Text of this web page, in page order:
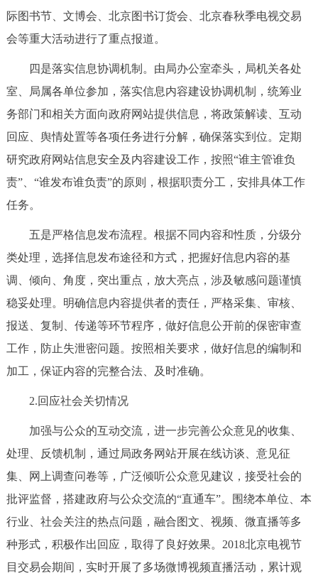
际图书节、文博会、北京图书订货会、北京春秋季电视交易
会等重大活动进行了重点报道。
四是落实信息协调机制。由局办公室牵头，局机关各处
室、局属各单位参加，落实信息内容建设协调机制，统筹业
务部门和相关方面向政府网站提供信息，将政策解读、互动
回应、舆情处置等各项任务进行分解，确保落实到位。定期
研究政府网站信息安全及内容建设工作，按照“谁主管谁负
责”、“谁发布谁负责”的原则，根据职责分工，安排具体工作
任务。
五是严格信息发布流程。根据不同内容和性质，分级分
类处理，选择信息发布途径和方式，把握好信息内容的基
调、倾向、角度，突出重点，放大亮点，涉及敏感问题谨慎
稳妥处理。明确信息内容提供者的责任，严格采集、审核、
报送、复制、传递等环节程序，做好信息公开前的保密审查
工作，防止失泄密问题。按照相关要求，做好信息的编制和
加工，保证内容的完整合法、及时准确。
2.回应社会关切情况
加强与公众的互动交流，进一步完善公众意见的收集、
处理、反馈机制，通过局政务网站开展在线访谈、意见征
集、网上调查问卷等，广泛倾听公众意见建议，接受社会的
批评监督，搭建政府与公众交流的“直通车”。围绕本单位、本
行业、社会关注的热点问题，融合图文、视频、微直播等多
种形式，积极作出回应，取得了良好效果。2018北京电视节
目交易会期间，实时开展了多场微博视频直播活动，累计观